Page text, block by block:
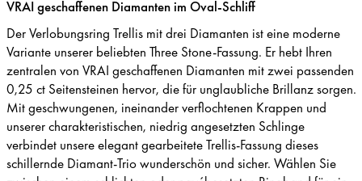
VRAI geschaffenen Diamanten im Oval-Schliff
Der Verlobungsring Trellis mit drei Diamanten ist eine moderne
Variante unserer beliebten Three Stone-Fassung. Er hebt Ihren
zentralen von VRAI geschaffenen Diamanten mit zwei passenden
0,25 ct Seitensteinen hervor, die für unglaubliche Brillanz sorgen.
Mit geschwungenen, ineinander verflochtenen Krappen und
unserer charakteristischen, niedrig angesetzten Schlinge
verbindet unsere elegant gearbeitete Trellis-Fassung dieses
schillernde Diamant-Trio wunderschön und sicher. Wählen Sie